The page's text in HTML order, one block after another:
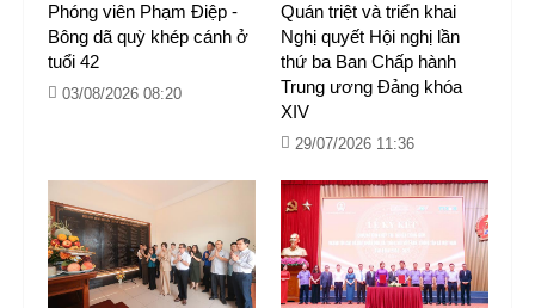
Phóng viên Phạm Điệp -
Bông dã quỳ khép cánh ở
tuổi 42
03/08/2026 08:20
Quán triệt và triển khai
Nghị quyết Hội nghị lần
thứ ba Ban Chấp hành
Trung ương Đảng khóa
XIV
29/07/2026 11:36